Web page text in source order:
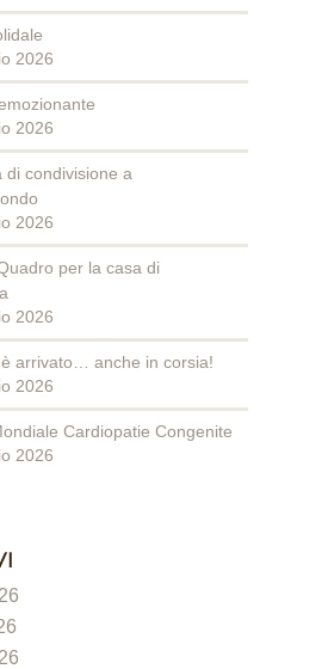
2026
2026
di condivisione a
2026
per la casa di
2026
arrivato… anche in corsia!
2026
Cardiopatie Congenite
2026